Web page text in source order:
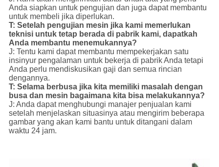
Anda siapkan untuk pengujian dan juga dapat membantu
untuk membeli jika diperlukan.
T: Setelah pengujian mesin jika kami memerlukan
teknisi untuk tetap berada di pabrik kami, dapatkah
Anda membantu menemukannya?
J: Tentu kami dapat membantu mempekerjakan satu
insinyur pengalaman untuk bekerja di pabrik Anda tetapi
Anda perlu mendiskusikan gaji dan semua rincian
dengannya.
T: Selama berbusa jika kita memiliki masalah dengan
busa dan mesin bagaimana kita bisa melakukannya?
J: Anda dapat menghubungi manajer penjualan kami
setelah menjelaskan situasinya atau mengirim beberapa
gambar yang akan kami bantu untuk ditangani dalam
waktu 24 jam.